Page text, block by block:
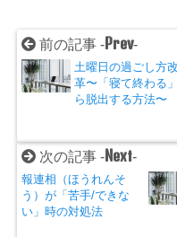
前の記事 - Prev-
土曜日の過ごし方改
革〜「寝て終わる
ら脱出する方法〜
次の記事 - Next-
報連相（ほうれんそ
う）が「苦手/できな
い」時の対処法